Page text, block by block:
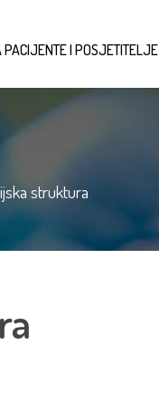
PACIJENTE I POSJETITELJE
struktura